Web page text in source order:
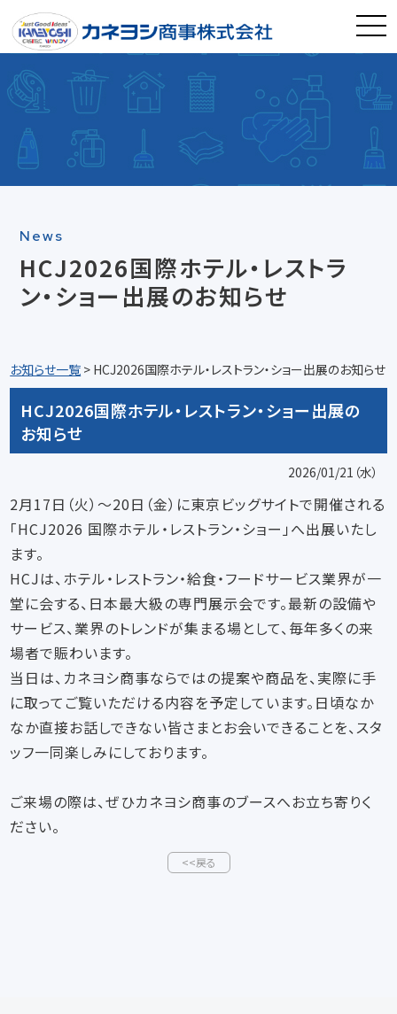
News
HCJ2026国際ホテル・レストラ
ン・ショー出展のお知らせ
お知らせ一覧 > HCJ2026国際ホテル・レストラン・ショー出展のお知らせ
HCJ2026国際ホテル・レストラン・ショー出展の
お知らせ
2026/01/21（水）
2月17日（火）～20日（金）に東京ビッグサイトで開催される
「HCJ2026 国際ホテル・レストラン・ショー」へ出展いたし
ます。
HCJは、ホテル・レストラン・給食・フードサービス業界が一
堂に会する、日本最大級の専門展示会です。最新の設備や
サービス、業界のトレンドが集まる場として、毎年多くの来
場者で賑わいます。
当日は、カネヨシ商事ならではの提案や商品を、実際に手
に取ってご覧いただける内容を予定しています。日頃なか
なか直接お話しできない皆さまとお会いできることを、スタ
ッフ一同楽しみにしております。
ご来場の際は、ぜひカネヨシ商事のブースへお立ち寄りく
ださい。
<<戻る